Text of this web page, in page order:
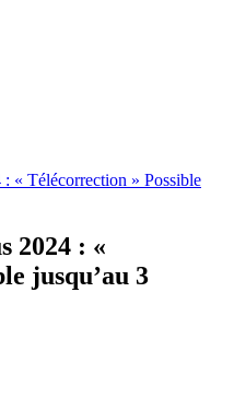
« Télécorrection » Possible
2024 : «
jusqu’au 3